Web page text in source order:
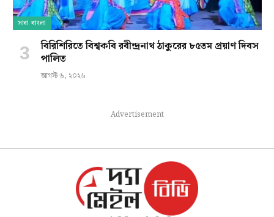
সারা বাংলা
বিরিশিরিতে বিশ্বকবি রবীন্দ্রনাথ ঠাকুরের ৮৫তম প্রয়াণ দিবস
পালিত
আগস্ট ৬, ২০২৬
Advertisement